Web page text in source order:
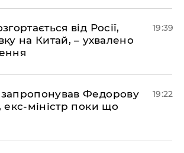
від Росії,
на Китай, – ухвалено
19:39
Федорову
екс-міністр поки що
19:22